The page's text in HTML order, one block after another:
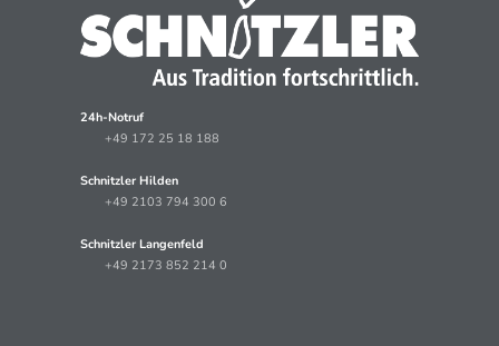
24h-Notruf
+49 172 25 18 188
Schnitzler Hilden
+49 2103 794 300 6
Schnitzler Langenfeld
+49 2173 852 214 0